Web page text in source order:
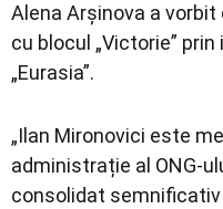
Alena Arșinova a
cu blocul „Victorie”
„Eurasia”.
„Ilan Mironovici este
administrație al ONG-
consolidat